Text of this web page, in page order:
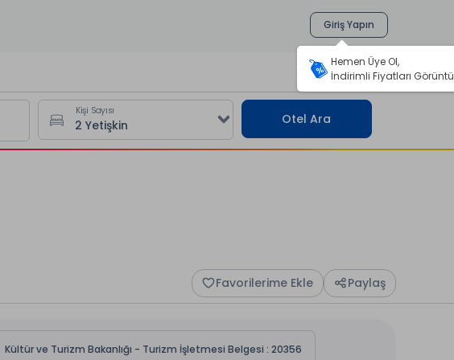
Giriş Yapın
Kişi Sayısı
Otel Ara
Favorilerime Ekle Paylaş
Kültür ve Turizm Bakanlığı - Turizm İşletmesi Belgesi : 20356
Hemen Üye Ol,
İndirimli Fiyatları